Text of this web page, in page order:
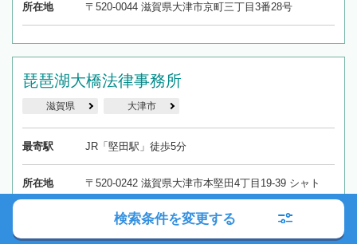
所在地 〒520-0044 滋賀県大津市京町三丁目3番28号
琵琶湖大橋法律事務所
滋賀県 大津市
最寄駅 JR「堅田駅」徒歩5分
所在地
〒520-0242 滋賀県大津市本堅田4丁目19-39 シャト
ー・ル・ラック304
検索条件を変更する